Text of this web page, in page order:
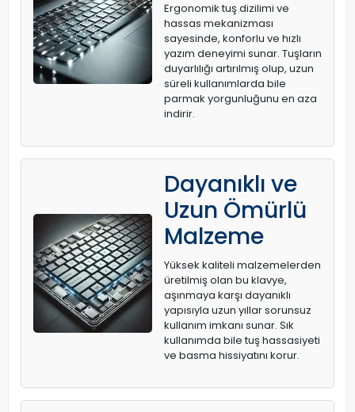
Ergonomik tuş dizilimi ve
hassas mekanizması
sayesinde, konforlu ve hızlı
yazım deneyimi sunar. Tuşların
duyarlılığı artırılmış olup, uzun
süreli kullanımlarda bile
parmak yorgunluğunu en aza
indirir.
Dayanıklı ve
Uzun Ömürlü
Malzeme
Yüksek kaliteli malzemelerden
üretilmiş olan bu klavye,
aşınmaya karşı dayanıklı
yapısıyla uzun yıllar sorunsuz
kullanım imkanı sunar. Sık
kullanımda bile tuş hassasiyeti
ve basma hissiyatını korur.